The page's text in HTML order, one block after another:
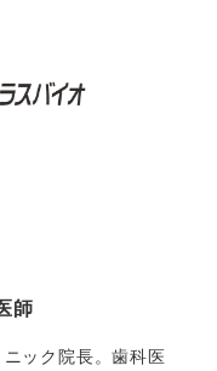
師
ック院長。歯科医